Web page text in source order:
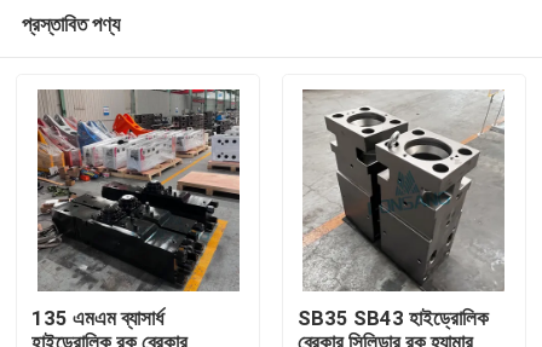
প্রস্তাবিত পণ্য
135 এমএম ব্যাসার্ধ
SB35 SB43 হাইড্রোলিক